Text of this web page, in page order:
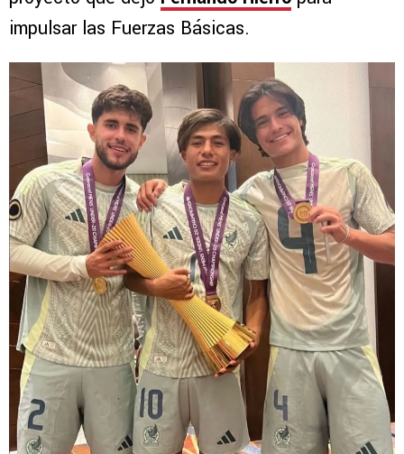
impulsar las Fuerzas Básicas.